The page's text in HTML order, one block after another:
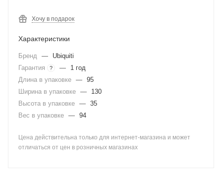
Хочу в подарок
Характеристики
Бренд —
Ubiquiti
Гарантия
? —
1 год
Длина в упаковке — 95
Ширина в упаковке —
130
Высота в упаковке — 35
Вес в упаковке — 94
Цена действительна только для интернет-магазина и может
отличаться от цен в розничных магазинах